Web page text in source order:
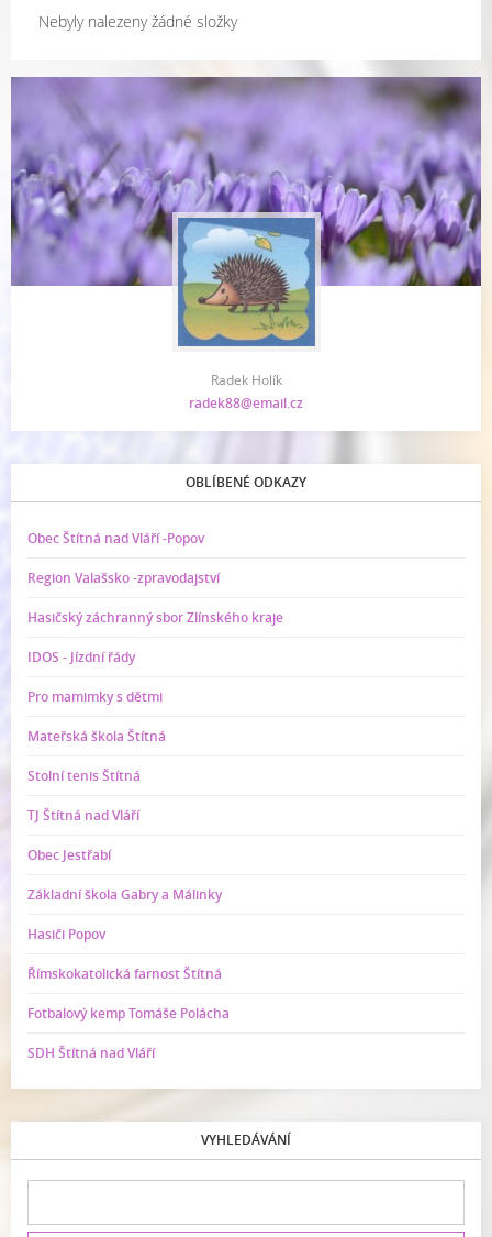
Nebyly nalezeny žádné složky
Radek Holík
radek88@email.cz
OBLÍBENÉ ODKAZY
Obec Štítná nad Vláří -Popov
Region Valašsko -zpravodajství
Hasičský záchranný sbor Zlínského kraje
IDOS - Jízdní řády
Pro mamimky s dětmi
Mateřská škola Štítná
Stolní tenis Štítná
TJ Štítná nad Vláří
Obec Jestřabí
Základní škola Gabry a Málinky
Hasiči Popov
Římskokatolická farnost Štítná
Fotbalový kemp Tomáše Polácha
SDH Štítná nad Vláří
VYHLEDÁVÁNÍ